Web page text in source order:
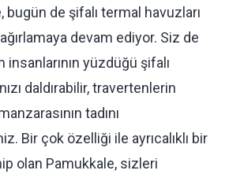
bugün de şifalı termal havuzları
devam ediyor. Siz de
insanlarının yüzdüğü şifalı
daldırabilir, travertenlerin
tadını
Bir çok özelliği ile ayrıcalıklı bir
olan Pamukkale, sizleri